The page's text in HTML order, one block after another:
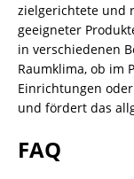
zielgerichtete und
geeigneter
in verschiedenen
Raumklima, ob im
Einrichtungen
und fördert das
FAQ